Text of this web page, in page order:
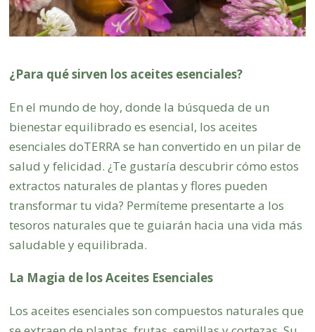
¿Para qué sirven los aceites esenciales?
En el mundo de hoy, donde la búsqueda de un
bienestar equilibrado es esencial, los aceites
esenciales doTERRA se han convertido en un pilar de
salud y felicidad. ¿Te gustaría descubrir cómo estos
extractos naturales de plantas y flores pueden
transformar tu vida? Permíteme presentarte a los
tesoros naturales que te guiarán hacia una vida más
saludable y equilibrada.
La Magia de los Aceites Esenciales
Los aceites esenciales son compuestos naturales que